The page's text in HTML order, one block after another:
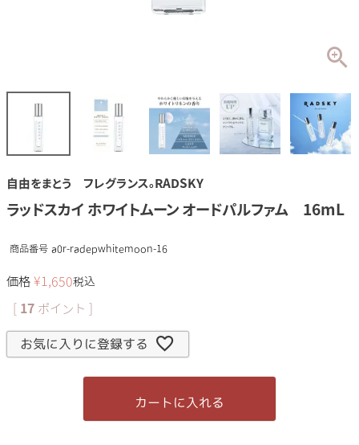
自由をまとう フレグランス。RADSKY
ラッドスカイ ホワイトムーン オードパルファム 16mL
商品番号 a0r-radepwhitemoon-16
価格 ¥1,650税込
[ 17 ポイント ]
お気に入りに登録する
カートに入れる